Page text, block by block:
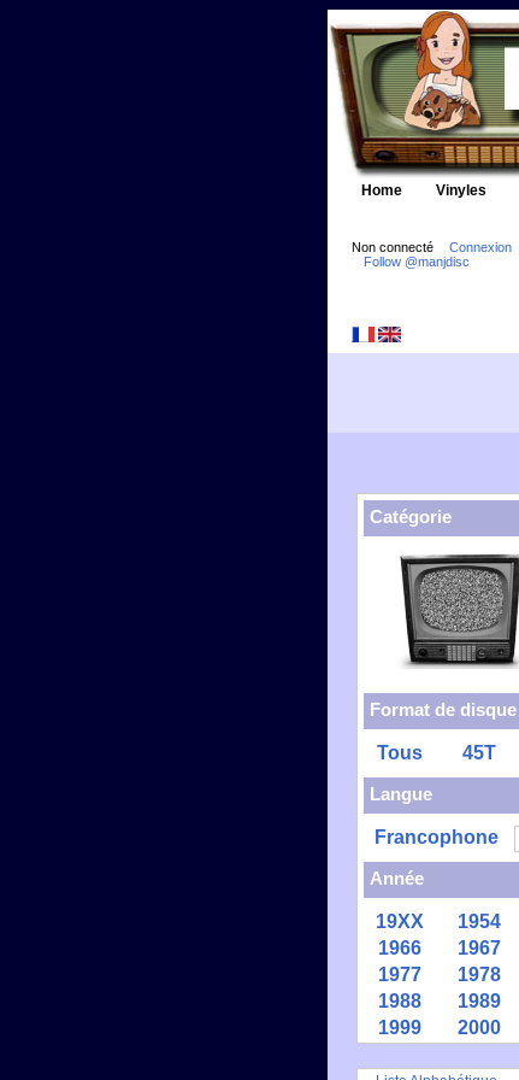
Home Vinyles
Non connecté
Connexion
Follow @manjdisc
Catégorie
Format de disque
Tous 45T
Langue
Francophone
Année
19XX 1954
1966
1967
1977
1978
1988
1989
1999
2000